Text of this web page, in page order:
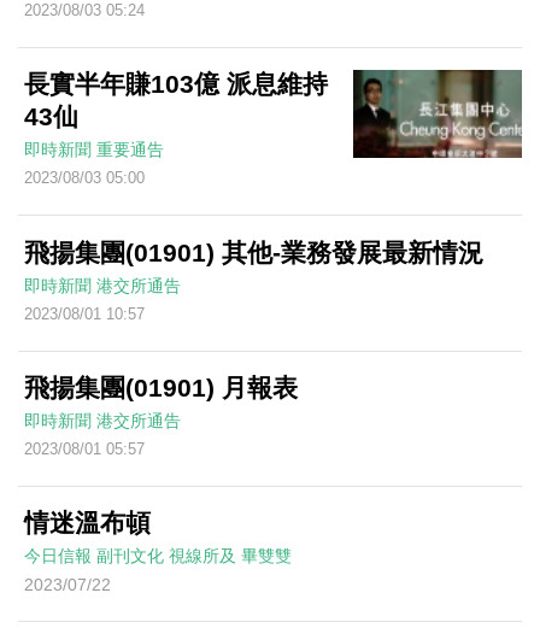
2023/08/03 05:24
長實半年賺103億 派息維持
43仙
即時新聞 重要通告
2023/08/03 05:00
飛揚集團(01901) 其他-業務發展最新情況
即時新聞 港交所通告
2023/08/01 10:57
飛揚集團(01901) 月報表
即時新聞 港交所通告
2023/08/01 05:57
情迷溫布頓
今日信報 副刊文化 視線所及 畢雙雙
2023/07/22